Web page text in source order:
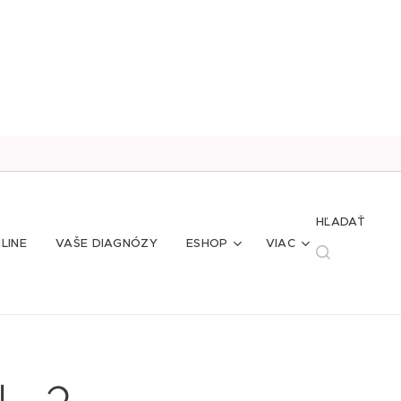
VAŠE DIAGNÓZY ESHOP VIAC
HĽADAŤ